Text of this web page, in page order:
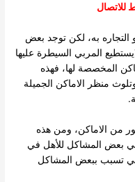
التجاره به، لكن توجد بعض
المربي السيطرة عليها
المخصصة لها، فهذه
منظر الاماكن الجميلة
من الاماكن، ومن هذه
بعض المشاكل للأهل في
تسبب ببعض المشاكل